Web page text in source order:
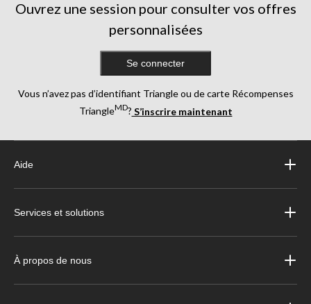
Ouvrez une session pour consulter vos offres
personnalisées
Se connecter
Vous n’avez pas d’identifiant Triangle ou de carte Récompenses
TriangleMD? S’inscrire maintenant
Aide
Services et solutions
À propos de nous